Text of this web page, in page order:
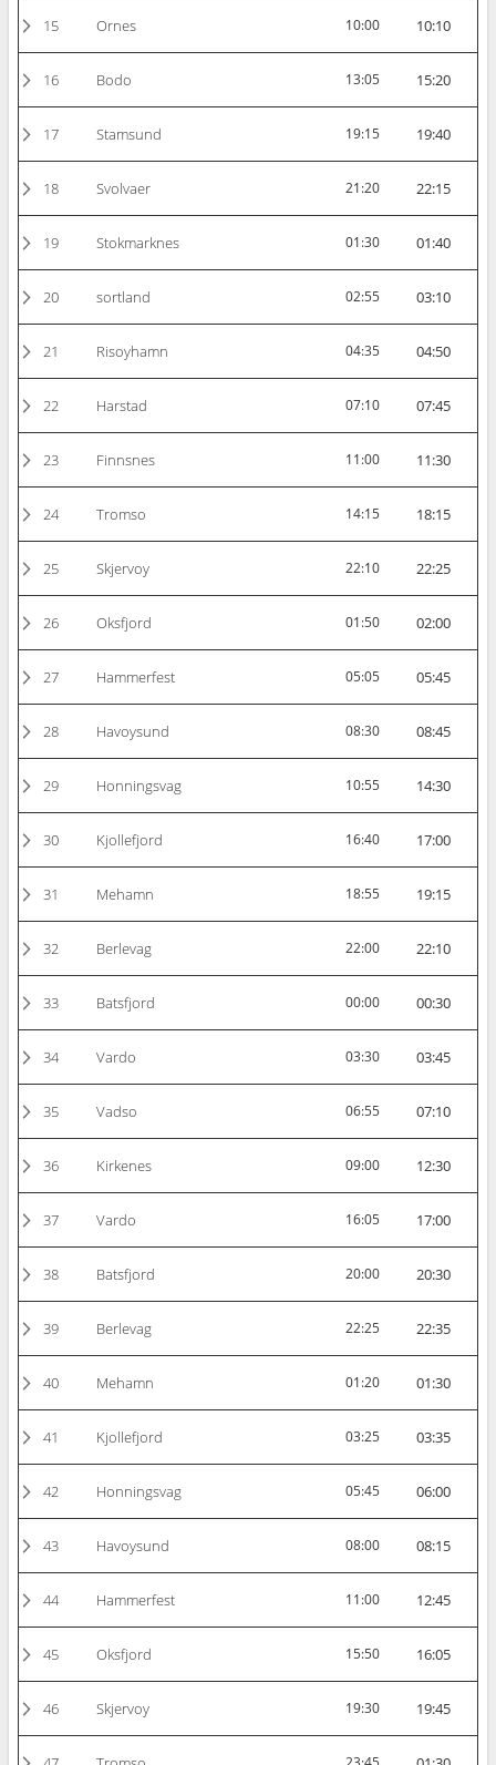
15 Ornes 10:00 10:10
16 Bodo 13:05 15:20
17 Stamsund 19:15 19:40
18 Svolvaer 21:20 22:15
19 Stokmarknes 01:30 01:40
20 sortland 02:55 03:10
21 Risoyhamn 04:35 04:50
22 Harstad 07:10 07:45
23 Finnsnes 11:00 11:30
24 Tromso 14:15 18:15
25 Skjervoy 22:10 22:25
26 Oksfjord 01:50 02:00
27 Hammerfest 05:05 05:45
28 Havoysund 08:30 08:45
29 Honningsvag 10:55 14:30
30 Kjollefjord 16:40 17:00
31 Mehamn 18:55 19:15
32 Berlevag 22:00 22:10
33 Batsfjord 00:00 00:30
34 Vardo 03:30 03:45
35 Vadso 06:55 07:10
36 Kirkenes 09:00 12:30
37 Vardo 16:05 17:00
38 Batsfjord 20:00 20:30
39 Berlevag 22:25 22:35
40 Mehamn 01:20 01:30
41 Kjollefjord 03:25 03:35
42 Honningsvag 05:45 06:00
43 Havoysund 08:00 08:15
44 Hammerfest 11:00 12:45
45 Oksfjord 15:50 16:05
46 Skjervoy 19:30 19:45